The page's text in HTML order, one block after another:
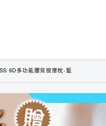
6D多功能腰背按摩枕-藍